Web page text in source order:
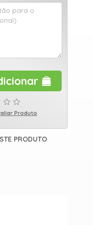
Produto
PRODUTO